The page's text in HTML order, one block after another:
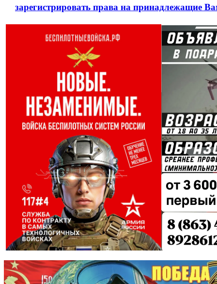
зарегистрировать права на принадлежащие